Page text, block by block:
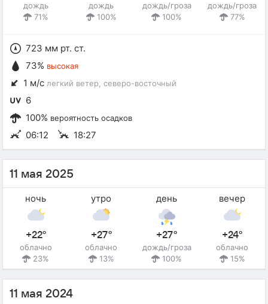
дождь
71%
дождь
100%
дождь/гроза
100%
дождь/гроза
77%
723 мм рт. ст.
73% высокая
1 м/с легкий ветер , северо-восточный
6
100% вероятность осадков
06:12 18:27
11 мая 2025
ночь
+22°
облачно
23%
утро
+27°
облачно
13%
день
+27°
дождь/гроза
100%
вечер
+24°
облачно
15%
11 мая 2024